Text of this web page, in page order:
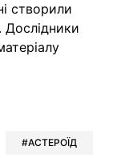
створили
. Дослідники
Whatsapp
у Messenger
у LinkedIn
АСТЕРОЇД